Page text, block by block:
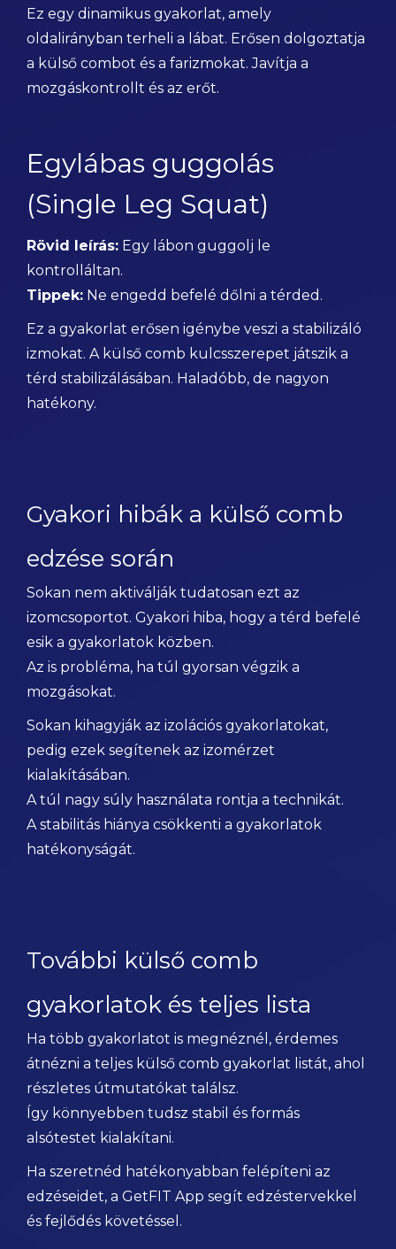
Ez egy dinamikus gyakorlat, amely
oldalirányban terheli a lábat. Erősen dolgoztatja
a külső combot és a farizmokat. Javítja a
mozgáskontrollt és az erőt.
Egylábas guggolás
(Single Leg Squat)
Rövid leírás: Egy lábon guggolj le
kontrolláltan.
Tippek: Ne engedd befelé dőlni a térded.
Ez a gyakorlat erősen igénybe veszi a stabilizáló
izmokat. A külső comb kulcsszerepet játszik a
térd stabilizálásában. Haladóbb, de nagyon
hatékony.
Gyakori hibák a külső comb
edzése során
Sokan nem aktiválják tudatosan ezt az
izomcsoportot. Gyakori hiba, hogy a térd befelé
esik a gyakorlatok közben.
Az is probléma, ha túl gyorsan végzik a
mozgásokat.
Sokan kihagyják az izolációs gyakorlatokat,
pedig ezek segítenek az izomérzet
kialakításában.
A túl nagy súly használata rontja a technikát.
A stabilitás hiánya csökkenti a gyakorlatok
hatékonyságát.
További külső comb
gyakorlatok és teljes lista
Ha több gyakorlatot is megnéznél, érdemes
átnézni a teljes külső comb gyakorlat listát, ahol
részletes útmutatókat találsz.
Így könnyebben tudsz stabil és formás
alsótestet kialakítani.
Ha szeretnéd hatékonyabban felépíteni az
edzéseidet, a GetFIT App segít edzéstervekkel
és fejlődés követéssel.